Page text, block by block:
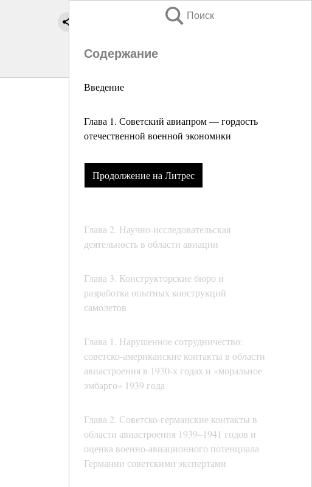
Поиск
Содержание
Введение
Глава 1. Советский авиапром — гордость
отечественной военной экономики
Продолжение на Литрес
Глава 2. Научно-исследовательская
деятельность в области авиации
Глава 3. Конструкторские бюро и
разработка опытных конструкций
самолетов
Глава 1. Нарушенное сотрудничество:
советско-американские контакты в области
авиастроения в 1930-х годах и «моральное
эмбарго» 1939 года
Глава 2. Советско-германские контакты в
области авиастроения 1939–1941 годов и
оценка военно-авиационного потенциала
Германии советскими экспертами